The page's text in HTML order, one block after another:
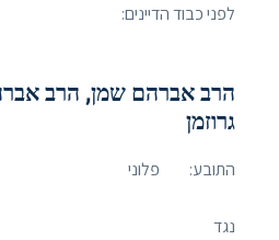
לפני כבוד הדיינים:
הרב אברהם שמן, הרב
גרוזמן
התובע: פלוני
נגד